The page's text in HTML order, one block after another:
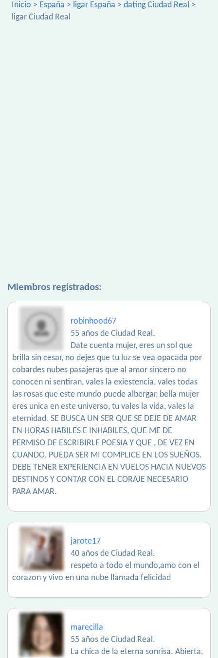
Inicio > España > ligar España > dating Ciudad Real >
ligar Ciudad Real
Miembros registrados:
robinhood67
55 años de Ciudad Real.
Date cuenta mujer, eres un sol que
brilla sin cesar, no dejes que tu luz se vea opacada por
cobardes nubes pasajeras que al amor sincero no
conocen ni sentiran, vales la exiestencia, vales todas
las rosas que este mundo puede albergar, bella mujer
eres unica en este universo, tu vales la vida, vales la
eternidad. SE BUSCA UN SER QUE SE DEJE DE AMAR
EN HORAS HABILES E INHABILES, QUE ME DE
PERMISO DE ESCRIBIRLE POESIA Y QUE , DE VEZ EN
CUANDO, PUEDA SER MI COMPLICE EN LOS SUEÑOS.
DEBE TENER EXPERIENCIA EN VUELOS HACIA NUEVOS
DESTINOS Y CONTAR CON EL CORAJE NECESARIO
PARA AMAR.
jarote17
40 años de Ciudad Real.
respeto a todo el mundo,amo con el
corazon y vivo en una nube llamada felicidad
marecilla
55 años de Ciudad Real.
La chica de la eterna sonrisa. Abierta,